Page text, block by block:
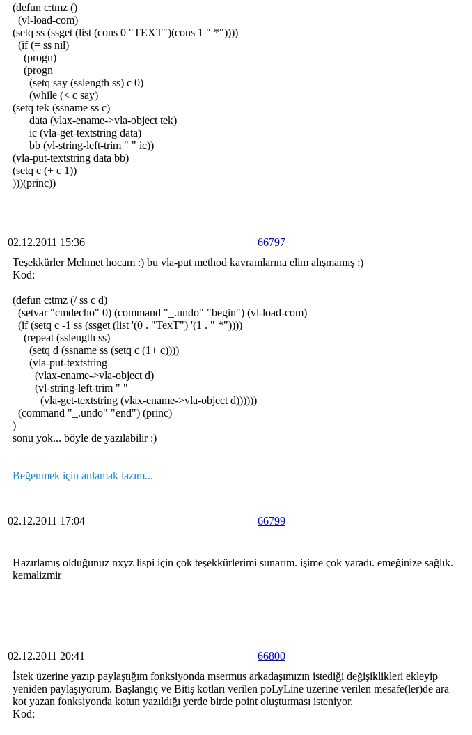
(defun c:tmz ()
(vl-load-com)
(setq ss (ssget (list (cons 0 "TEXT")(cons 1 " *"))))
(if (= ss nil)
(progn)
(progn
(setq say (sslength ss) c 0)
(while (< c say)
(setq tek (ssname ss c)
data (vlax-ename->vla-object tek)
ic (vla-get-textstring data)
bb (vl-string-left-trim " " ic))
(vla-put-textstring data bb)
(setq c (+ c 1))
)))(princ))
02.12.2011 15:36 66797
Teşekkürler Mehmet hocam :) bu vla-put method kavramlarına elim alışmamış :)
Kod:
(defun c:tmz (/ ss c d)
(setvar "cmdecho" 0) (command "_.undo" "begin") (vl-load-com)
(if (setq c -1 ss (ssget (list '(0 . "TexT") '(1 . " *"))))
(repeat (sslength ss)
(setq d (ssname ss (setq c (1+ c))))
(vla-put-textstring
(vlax-ename->vla-object d)
(vl-string-left-trim " "
(vla-get-textstring (vlax-ename->vla-object d))))))
(command "_.undo" "end") (princ)
)
sonu yok... böyle de yazılabilir :)
Beğenmek için anlamak lazım...
02.12.2011 17:04 66799
Hazırlamış olduğunuz nxyz lispi için çok teşekkürlerimi sunarım. işime çok yaradı. emeğinize sağlık.
kemalizmir
02.12.2011 20:41
66800
İstek üzerine yazıp paylaştığım fonksiyonda msermus arkadaşımızın istediği değişiklikleri ekleyip
yeniden paylaşıyorum. Başlangıç ve Bitiş kotları verilen poLyLine üzerine verilen mesafe(ler)de ara
kot yazan fonksiyonda kotun yazıldığı yerde birde point oluşturması isteniyor.
Kod: